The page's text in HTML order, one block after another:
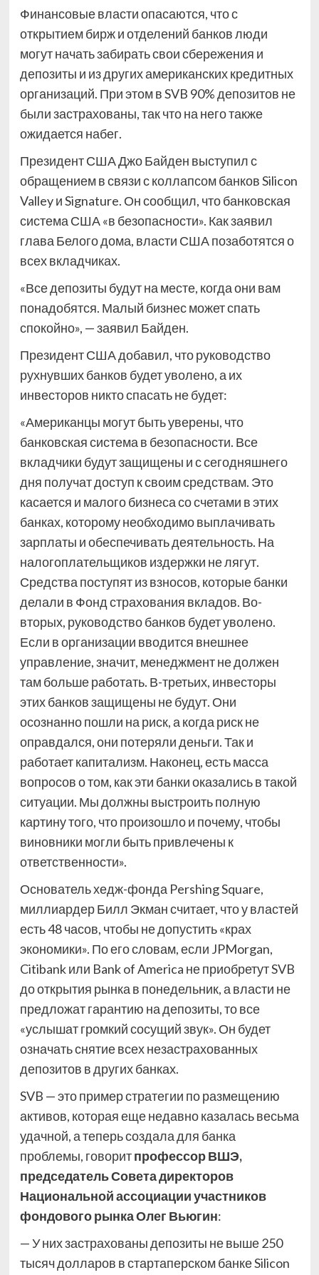
Финансовые власти опасаются, что с
открытием бирж и отделений банков люди
могут начать забирать свои сбережения и
депозиты и из других американских кредитных
организаций. При этом в SVB 90% депозитов не
были застрахованы, так что на него также
ожидается набег.
Президент США Джо Байден выступил с
обращением в связи с коллапсом банков Silicon
Valley и Signature. Он сообщил, что банковская
система США «в безопасности». Как заявил
глава Белого дома, власти США позаботятся о
всех вкладчиках.
«Все депозиты будут на месте, когда они вам
понадобятся. Малый бизнес может спать
спокойно», — заявил Байден.
Президент США добавил, что руководство
рухнувших банков будет уволено, а их
инвесторов никто спасать не будет:
«Американцы могут быть уверены, что
банковская система в безопасности. Все
вкладчики будут защищены и с сегодняшнего
дня получат доступ к своим средствам. Это
касается и малого бизнеса со счетами в этих
банках, которому необходимо выплачивать
зарплаты и обеспечивать деятельность. На
налогоплательщиков издержки не лягут.
Средства поступят из взносов, которые банки
делали в Фонд страхования вкладов. Во-
вторых, руководство банков будет уволено.
Если в организации вводится внешнее
управление, значит, менеджмент не должен
там больше работать. В-третьих, инвесторы
этих банков защищены не будут. Они
осознанно пошли на риск, а когда риск не
оправдался, они потеряли деньги. Так и
работает капитализм. Наконец, есть масса
вопросов о том, как эти банки оказались в такой
ситуации. Мы должны выстроить полную
картину того, что произошло и почему, чтобы
виновники могли быть привлечены к
ответственности».
Основатель хедж-фонда Pershing Square,
миллиардер Билл Экман считает, что у властей
есть 48 часов, чтобы не допустить «крах
экономики». По его словам, если JPMorgan,
Citibank или Bank of America не приобретут SVB
до открытия рынка в понедельник, а власти не
предложат гарантию на депозиты, то все
«услышат громкий сосущий звук». Он будет
означать снятие всех незастрахованных
депозитов в других банках.
SVB — это пример стратегии по размещению
активов, которая еще недавно казалась весьма
удачной, а теперь создала для банка
проблемы, говоритпрофессор ВШЭ,
председатель Совета директоров
Национальной ассоциации участников
фондового рынка Олег Вьюгин:
— У них застрахованы депозиты не выше 250
тысяч долларов в стартаперском банке Silicon